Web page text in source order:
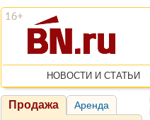
НОВОСТИ И СТАТЬИ
Продажа Аренда